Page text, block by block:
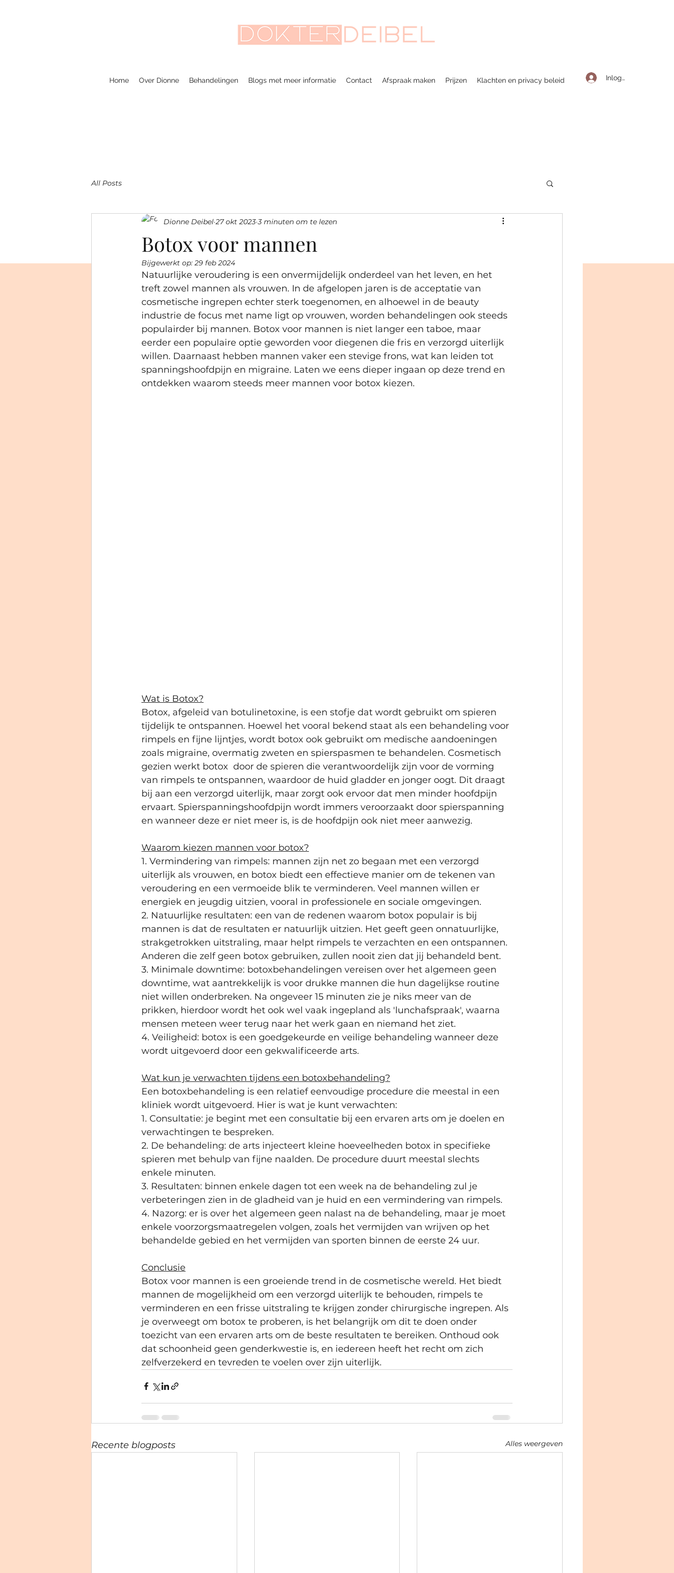
Inloggen
Home Over Dionne Behandelingen Blogs met meer informatie Contact Afspraak maken Prijzen Klachten en privacy beleid
All Posts
Botox voor mannen
Dionne Deibel 27 okt 2023 3 minuten om te lezen
Bijgewerkt op: 29 feb 2024
Natuurlijke veroudering is een onvermijdelijk onderdeel van het leven, en het
treft zowel mannen als vrouwen. In de afgelopen jaren is de acceptatie van
cosmetische ingrepen echter sterk toegenomen, en alhoewel in de beauty
industrie de focus met name ligt op vrouwen, worden behandelingen ook steeds
populairder bij mannen. Botox voor mannen is niet langer een taboe, maar
eerder een populaire optie geworden voor diegenen die fris en verzorgd uiterlijk
willen. Daarnaast hebben mannen vaker een stevige frons, wat kan leiden tot
spanningshoofdpijn en migraine. Laten we eens dieper ingaan op deze trend en
ontdekken waarom steeds meer mannen voor botox kiezen.
Wat is Botox?
Botox, afgeleid van botulinetoxine, is een stofje dat wordt gebruikt om spieren
tijdelijk te ontspannen. Hoewel het vooral bekend staat als een behandeling voor
rimpels en fijne lijntjes, wordt botox ook gebruikt om medische aandoeningen
zoals migraine, overmatig zweten en spierspasmen te behandelen. Cosmetisch
gezien werkt botox  door de spieren die verantwoordelijk zijn voor de vorming
van rimpels te ontspannen, waardoor de huid gladder en jonger oogt. Dit draagt
bij aan een verzorgd uiterlijk, maar zorgt ook ervoor dat men minder hoofdpijn
ervaart. Spierspanningshoofdpijn wordt immers veroorzaakt door spierspanning
en wanneer deze er niet meer is, is de hoofdpijn ook niet meer aanwezig.
Waarom kiezen mannen voor botox?
1. Vermindering van rimpels: mannen zijn net zo begaan met een verzorgd
uiterlijk als vrouwen, en botox biedt een effectieve manier om de tekenen van
veroudering en een vermoeide blik te verminderen. Veel mannen willen er
energiek en jeugdig uitzien, vooral in professionele en sociale omgevingen.
2. Natuurlijke resultaten: een van de redenen waarom botox populair is bij
mannen is dat de resultaten er natuurlijk uitzien. Het geeft geen onnatuurlijke,
strakgetrokken uitstraling, maar helpt rimpels te verzachten en een ontspannen.
Anderen die zelf geen botox gebruiken, zullen nooit zien dat jij behandeld bent.
3. Minimale downtime: botoxbehandelingen vereisen over het algemeen geen
downtime, wat aantrekkelijk is voor drukke mannen die hun dagelijkse routine
niet willen onderbreken. Na ongeveer 15 minuten zie je niks meer van de
prikken, hierdoor wordt het ook wel vaak ingepland als 'lunchafspraak', waarna
mensen meteen weer terug naar het werk gaan en niemand het ziet.
4. Veiligheid: botox is een goedgekeurde en veilige behandeling wanneer deze
wordt uitgevoerd door een gekwalificeerde arts.
Wat kun je verwachten tijdens een botoxbehandeling?
Een botoxbehandeling is een relatief eenvoudige procedure die meestal in een
kliniek wordt uitgevoerd. Hier is wat je kunt verwachten:
1. Consultatie: je begint met een consultatie bij een ervaren arts om je doelen en
verwachtingen te bespreken.
2. De behandeling: de arts injecteert kleine hoeveelheden botox in specifieke
spieren met behulp van fijne naalden. De procedure duurt meestal slechts
enkele minuten.
3. Resultaten: binnen enkele dagen tot een week na de behandeling zul je
verbeteringen zien in de gladheid van je huid en een vermindering van rimpels.
4. Nazorg: er is over het algemeen geen nalast na de behandeling, maar je moet
enkele voorzorgsmaatregelen volgen, zoals het vermijden van wrijven op het
behandelde gebied en het vermijden van sporten binnen de eerste 24 uur.
Conclusie
Botox voor mannen is een groeiende trend in de cosmetische wereld. Het biedt
mannen de mogelijkheid om een verzorgd uiterlijk te behouden, rimpels te
verminderen en een frisse uitstraling te krijgen zonder chirurgische ingrepen. Als
je overweegt om botox te proberen, is het belangrijk om dit te doen onder
toezicht van een ervaren arts om de beste resultaten te bereiken. Onthoud ook
dat schoonheid geen genderkwestie is, en iedereen heeft het recht om zich
zelfverzekerd en tevreden te voelen over zijn uiterlijk.
Recente blogposts Alles weergeven